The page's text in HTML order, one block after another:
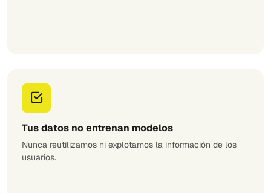
Tus datos no entrenan modelos
Nunca reutilizamos ni explotamos la información de los
usuarios.